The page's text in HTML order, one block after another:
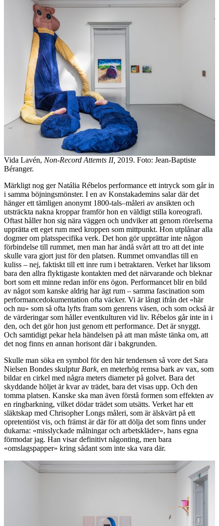
Vida Lavén, Non-Record Attemts II, 2019. Foto: Jean-Baptiste
Béranger.
Märkligt nog ger Natália Rébelos performance ett intryck som går in
i samma böjningsmönster. I en av Konstakademins salar där det
hänger ett tämligen anonymt 1800-tals–måleri av ansikten och
utsträckta nakna kroppar framför hon en väldigt stilla koreografi.
Oftast håller hon sig nära väggen och undviker att genom rörelserna
upprätta ett eget rum med kroppen som mittpunkt. Hon utplånar alla
dogmer om platsspecifika verk. Det hon gör upprättar inte någon
förbindelse till rummet, men man har ändå svårt att tro att det inte
skulle vara gjort just för den platsen. Rummet omvandlas till en
kuliss – nej, faktiskt till ett inre rum i betraktaren. Verket har liksom
bara den allra flyktigaste kontakten med det närvarande och bleknar
bort som ett minne redan inför ens ögon. Performancet blir en bild
av något som kanske aldrig har ägt rum – samma fascination som
performancedokumentation ofta väcker. Vi är långt ifrån det «här
och nu» som så ofta lyfts fram som genrens väsen, och som också är
de värderingar som håller eventkulturen vid liv. Rébelos går inte in i
den, och det gör hon just genom ett performance. Det är snyggt.
Och samtidigt pekar hela händelsen på att man måste tänka om, att
det nog finns en annan horisont där i bakgrunden.
Skulle man söka en symbol för den här tendensen så vore det Sara
Nielsen Bondes skulptur Bark, en meterhög remsa bark av vax, som
bildar en cirkel med några meters diameter på golvet. Bara det
skyddande höljet är kvar av trädet, bara det visas upp. Och den
tomma platsen. Kanske ska man även förstå formen som effekten av
en ringbarkning, vilket dödar trädet som utsätts. Verket har ett
släktskap med Chrisopher Longs måleri, som är älskvärt på ett
opretentiöst vis, och främst är där för att dölja det som finns under
dukarna: «misslyckade målningar och arbetskläder», hans egna
förmodar jag. Han visar definitivt någonting, men bara
«omslagspapper» kring sådant som inte ska vara där.